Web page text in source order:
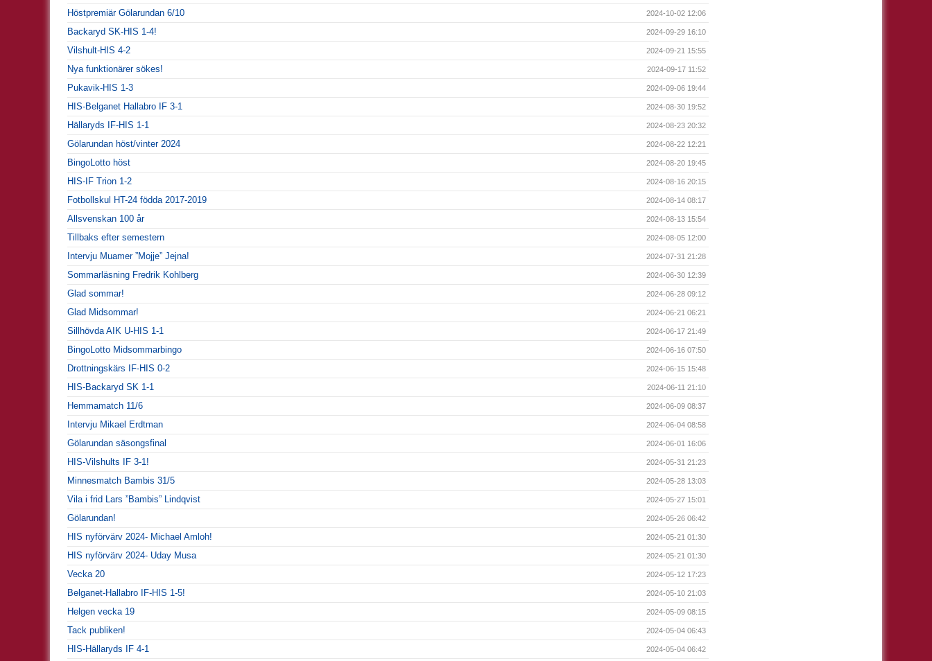
Höstpremiär Gölarundan 6/10 2024-10-02 12:06
Backaryd SK-HIS 1-4! 2024-09-29 16:10
Vilshult-HIS 4-2 2024-09-21 15:55
Nya funktionärer sökes! 2024-09-17 11:52
Pukavik-HIS 1-3 2024-09-06 19:44
HIS-Belganet Hallabro IF 3-1 2024-08-30 19:52
Hällaryds IF-HIS 1-1 2024-08-23 20:32
Gölarundan höst/vinter 2024 2024-08-22 12:21
BingoLotto höst 2024-08-20 19:45
HIS-IF Trion 1-2 2024-08-16 20:15
Fotbollskul HT-24 födda 2017-2019 2024-08-14 08:17
Allsvenskan 100 år 2024-08-13 15:54
Tillbaks efter semestern 2024-08-05 12:00
Intervju Muamer ”Mojje” Jejna! 2024-07-31 21:28
Sommarläsning Fredrik Kohlberg 2024-06-30 12:39
Glad sommar! 2024-06-28 09:12
Glad Midsommar! 2024-06-21 06:21
Sillhövda AIK U-HIS 1-1 2024-06-17 21:49
BingoLotto Midsommarbingo 2024-06-16 07:50
Drottningskärs IF-HIS 0-2 2024-06-15 15:48
HIS-Backaryd SK 1-1 2024-06-11 21:10
Hemmamatch 11/6 2024-06-09 08:37
Intervju Mikael Erdtman 2024-06-04 08:58
Gölarundan säsongsfinal 2024-06-01 16:06
HIS-Vilshults IF 3-1! 2024-05-31 21:23
Minnesmatch Bambis 31/5 2024-05-28 13:03
Vila i frid Lars ”Bambis” Lindqvist 2024-05-27 15:01
Gölarundan! 2024-05-26 06:42
HIS nyförvärv 2024- Michael Amloh! 2024-05-21 01:30
HIS nyförvärv 2024- Uday Musa 2024-05-21 01:30
Vecka 20 2024-05-12 17:23
Belganet-Hallabro IF-HIS 1-5! 2024-05-10 21:03
Helgen vecka 19 2024-05-09 08:15
Tack publiken! 2024-05-04 06:43
HIS-Hällaryds IF 4-1 2024-05-04 06:42